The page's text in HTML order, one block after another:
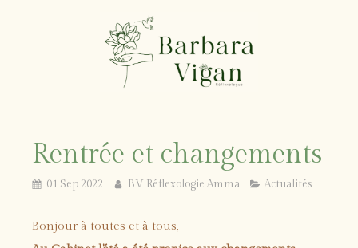
Rentrée et changements
01 Sep 2022 BV Réflexologie Amma Actualités
Bonjour à toutes et à tous,